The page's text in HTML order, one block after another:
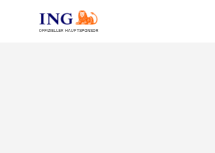
OFFIZIELLER HAUPTSPONSOR